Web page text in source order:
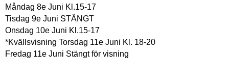
Måndag 8e Juni Kl.15-17
Tisdag 9e Juni STÄNGT
Onsdag 10e Juni Kl.15-17
*Kvällsvisning Torsdag 11e Juni Kl. 18-20
Fredag 11e Juni Stängt för visning